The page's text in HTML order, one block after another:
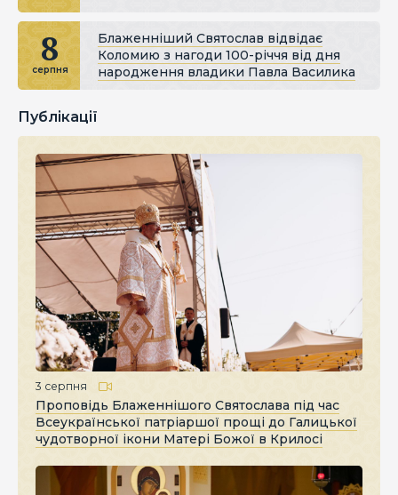
8
серпня
Блаженніший Святослав відвідає
Коломию з нагоди 100-річчя від дня
народження владики Павла Василика
Публікації
3 серпня
Проповідь Блаженнішого Святослава під час
Всеукраїнської патріаршої прощі до Галицької
чудотворної ікони Матері Божої в Крилосі